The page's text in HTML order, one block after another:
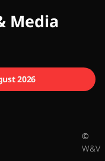
Media
2026
©
W&V